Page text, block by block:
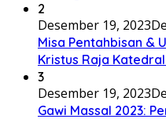
2
Desember 19, 2023
Misa Pentahbisan &
Kristus Raja
3
Desember 19, 2023
Gawi Massal 2023: